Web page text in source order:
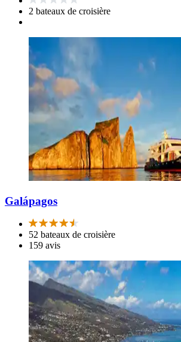
2 bateaux de croisière
Galápagos
52 bateaux de croisière
159 avis